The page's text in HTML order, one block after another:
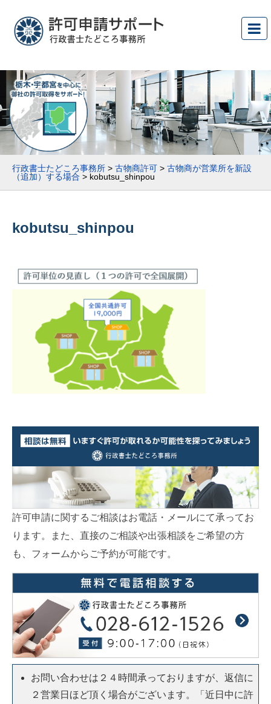
行政書士たどころ事務所 > 古物商許可 > 古物商が営業所を新設
（追加）する場合 > kobutsu_shinpou
kobutsu_shinpou
許可申請に関するご相談はお電話・メールにて承ってお
ります。また、直接のご相談や出張相談をご希望の方
も、フォームからご予約が可能です。
お問い合わせは２４時間承っておりますが、返信に
２営業日ほど頂く場合がございます。「近日中に許